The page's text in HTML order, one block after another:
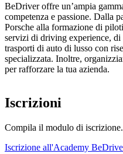
BeDriver offre un’ampia
competenza e passione. Dalla
Porsche alla formazione di
servizi di driving experience,
trasporti di auto di lusso con
specializzata. Inoltre,
per rafforzare la tua azienda.
Iscrizioni
Compila il modulo di iscrizione.
Iscrizione all'Academy